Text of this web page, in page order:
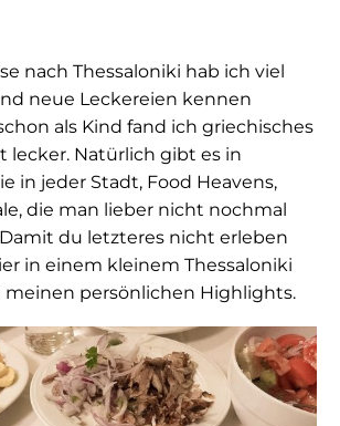
nach Thessaloniki hab ich viel
neue Leckereien kennen
als Kind fand ich griechisches
lecker. Natürlich gibt es in
in jeder Stadt, Food Heavens,
die man lieber nicht nochmal
du letzteres nicht erleben
in einem kleinem Thessaloniki
persönlichen Highlights.